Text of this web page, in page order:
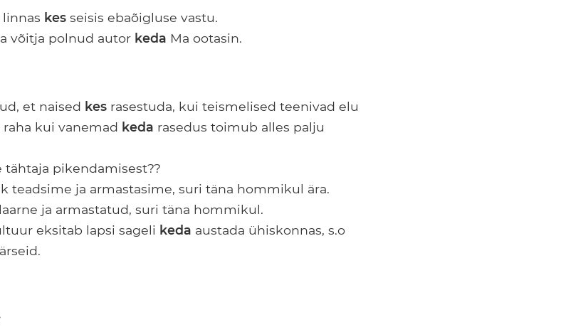
kesseisis ebaõigluse vastu.
võitja polnud autor keda Ma ootasin.
et naised kesrasestuda, kui teismelised teenivad elu
kui vanemad keda rasedus toimub alles palju
tähtaja pikendamisest??
teadsime ja armastasime, suri täna hommikul ära.
ja armastatud, suri täna hommikul.
eksitab lapsi sageli keda austada ühiskonnas, s.o